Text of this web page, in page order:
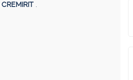
CREMIRIT